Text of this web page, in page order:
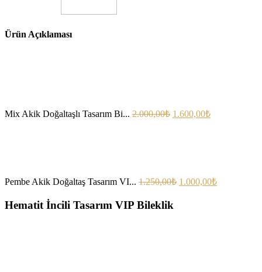
Ürün Açıklaması
Mix Akik Doğaltaşlı Tasarım Bi... 2.000,00₺ 1.600,00₺
Pembe Akik Doğaltaş Tasarım VI... 1.250,00₺ 1.000,00₺
Hematit İncili Tasarım VIP Bileklik